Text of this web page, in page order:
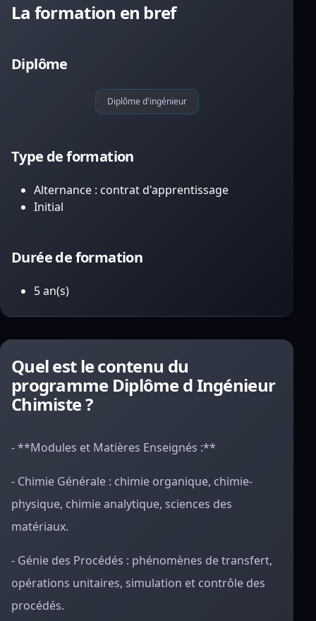
La formation en bref
Diplôme
Diplôme d'ingénieur
Type de formation
Alternance : contrat d'apprentissage
Initial
Durée de formation
5 an(s)
Quel est le contenu du
programme Diplôme d Ingénieur
Chimiste ?
- **Modules et Matières Enseignés :**
- Chimie Générale : chimie organique, chimie-
physique, chimie analytique, sciences des
matériaux.
- Génie des Procédés : phénomènes de transfert,
opérations unitaires, simulation et contrôle des
procédés.